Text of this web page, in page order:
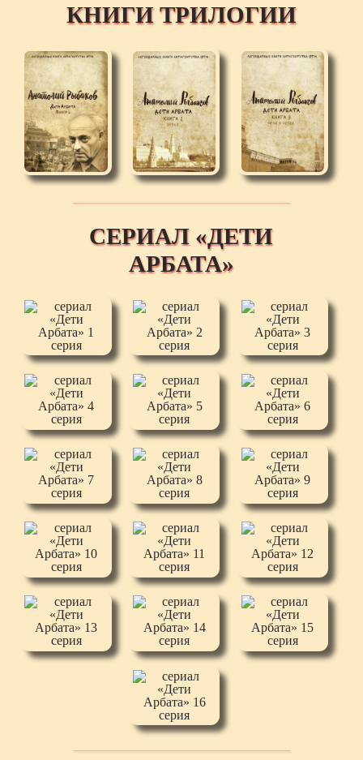
КНИГИ ТРИЛОГИИ
СЕРИАЛ «ДЕТИ
АРБАТА»